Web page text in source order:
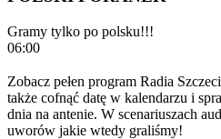
Gramy tylko po polsku!!!
06:00
Zobacz pełen program Radia
także cofnąć datę w kalendarzu i
dnia na antenie. W scenariuszach
uworów jakie wtedy graliśmy!